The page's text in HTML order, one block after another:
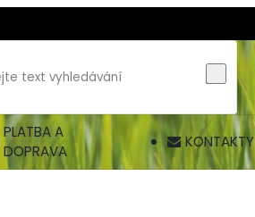
PLATBA A
DOPRAVA
KONTAKTY